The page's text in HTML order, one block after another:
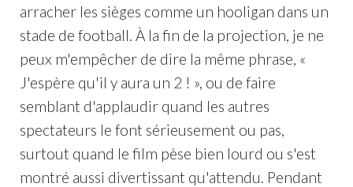
arracher les sièges comme un hooligan dans un
stade de football. À la fin de la projection, je ne
peux m'empêcher de dire la même phrase, «
J'espère qu'il y aura un 2 ! », ou de faire
semblant d'applaudir quand les autres
spectateurs le font sérieusement ou pas,
surtout quand le film pèse bien lourd ou s'est
montré aussi divertissant qu'attendu. Pendant